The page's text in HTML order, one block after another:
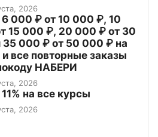
2026
000 ₽ от 10 000 ₽, 10
15 000 ₽, 20 000 ₽ от 30
000 ₽ от 50 000 ₽ на
все повторные заказы
НАБЕРИ
2026
на все курсы
2026